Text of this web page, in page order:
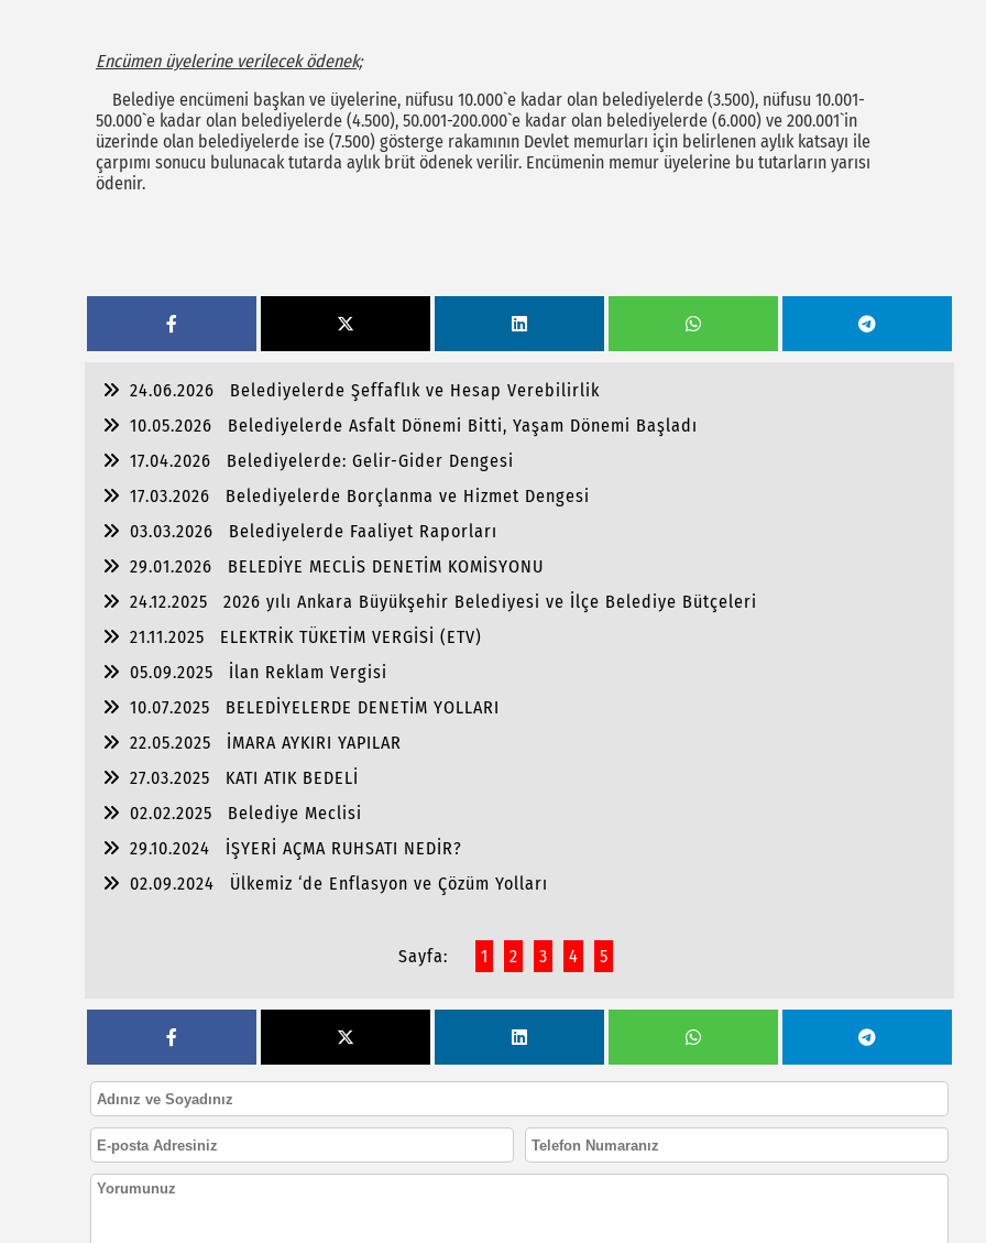
Encümen üyelerine verilecek ödenek;
Belediye encümeni başkan ve üyelerine, nüfusu 10.000`e kadar olan belediyelerde (3.500), nüfusu 10.001-
50.000`e kadar olan belediyelerde (4.500), 50.001-200.000`e kadar olan belediyelerde (6.000) ve 200.001`in
üzerinde olan belediyelerde ise (7.500) gösterge rakamının Devlet memurları için belirlenen aylık katsayı ile
çarpımı sonucu bulunacak tutarda aylık brüt ödenek verilir. Encümenin memur üyelerine bu tutarların yarısı
ödenir.
24.06.2026
Belediyelerde Şeffaflık ve Hesap Verebilirlik
10.05.2026
Belediyelerde Asfalt Dönemi Bitti, Yaşam Dönemi Başladı
17.04.2026
Belediyelerde: Gelir-Gider Dengesi
17.03.2026
Belediyelerde Borçlanma ve Hizmet Dengesi
03.03.2026
Belediyelerde Faaliyet Raporları
29.01.2026
BELEDİYE MECLİS DENETİM KOMİSYONU
24.12.2025
2026 yılı Ankara Büyükşehir Belediyesi ve İlçe Belediye Bütçeleri
21.11.2025
ELEKTRİK TÜKETİM VERGİSİ (ETV)
05.09.2025
İlan Reklam Vergisi
10.07.2025
BELEDİYELERDE DENETİM YOLLARI
22.05.2025
İMARA AYKIRI YAPILAR
27.03.2025
KATI ATIK BEDELİ
02.02.2025
Belediye Meclisi
29.10.2024
İŞYERİ AÇMA RUHSATI NEDİR?
02.09.2024
Ülkemiz ‘de Enflasyon ve Çözüm Yolları
Sayfa: 1 2 3 4 5